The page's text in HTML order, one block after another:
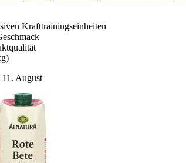
Krafttrainingseinheiten
August